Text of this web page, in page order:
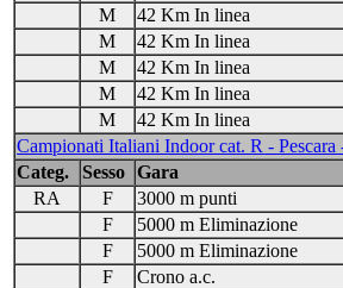
M
42 Km In linea
M
42 Km In linea
M
42 Km In linea
M
42 Km In linea
M
42 Km In linea
Campionati Italiani Indoor cat. R -
Categ.
Sesso Gara
RA
F 3000 m punti
F
5000 m Eliminazione
F
5000 m Eliminazione
F
Crono a.c.